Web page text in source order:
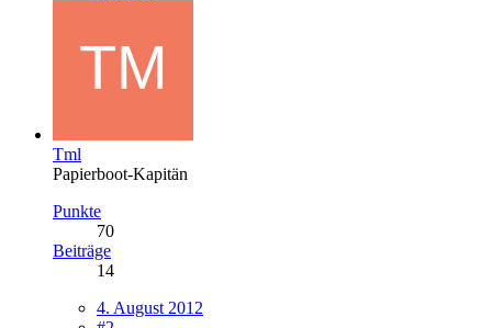
Tml
Papierboot-Kapitän
Punkte
70
Beiträge
14
4. August 2012